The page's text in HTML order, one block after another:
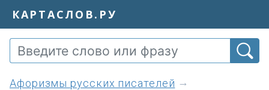
КАРТАСЛОВ.РУ
Афоризмы русских писателей